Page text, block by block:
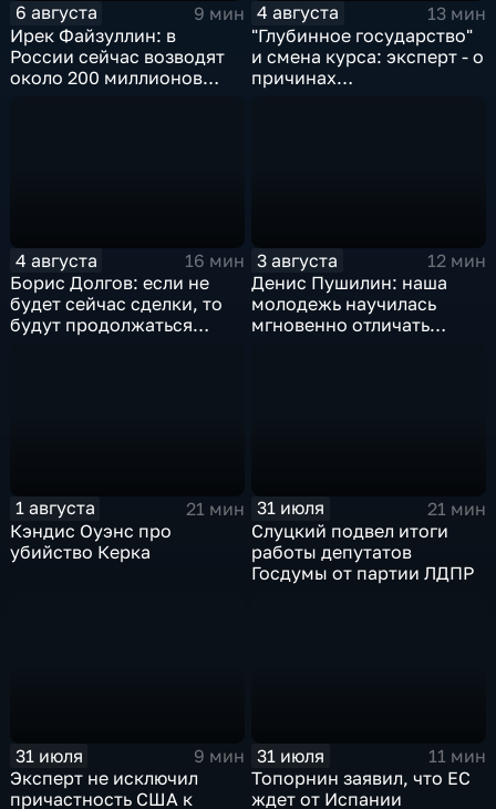
6 августа
9 мин
Ирек Файзуллин: в
России сейчас возводят
около 200 миллионов
4 августа
13 мин
"Глубинное государство"
и смена курса: эксперт - о
причинах
4 августа
16 мин
Борис Долгов: если не
будет сейчас сделки, то
будут продолжаться
3 августа
12 мин
Денис Пушилин: наша
молодежь научилась
мгновенно отличать
1 августа
21 мин
Кэндис Оуэнс про
убийство Керка
31 июля
21 мин
Слуцкий подвел итоги
работы депутатов
Госдумы от партии ЛДПР
31 июля
9 мин
Эксперт не исключил
причастность США к
31 июля
11 мин
Топорнин заявил, что ЕС
ждет от Испании